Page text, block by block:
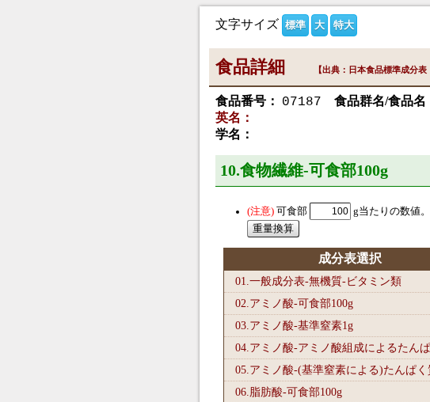
文字サイズ 標準 大 特大
食品詳細 【出典：日本食品標準成分表
食品番号： 07187 食品群名/食品名
英名：
学名：
10.食物繊維-可食部100g
可食部 g当たりの数値。
成分表選択
01.一般成分表-無機質-ビタミン類
02.アミノ酸-可食部100g
03.アミノ酸-基準窒素1g
04.アミノ酸-アミノ酸組成によるたん
05.アミノ酸-(基準窒素による)たんぱく
06.脂肪酸-可食部100g